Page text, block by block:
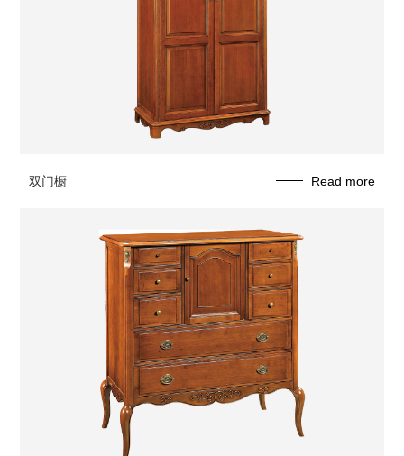
双门橱 Read more